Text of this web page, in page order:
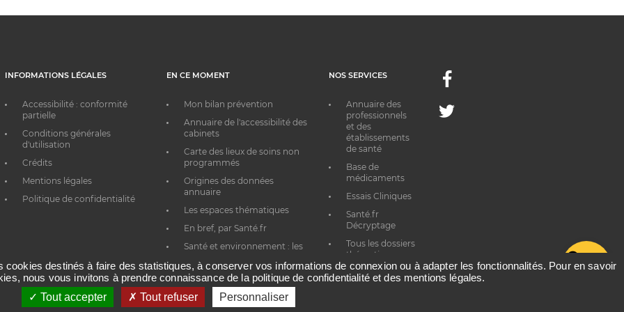
INFORMATIONS LÉGALES
Accessibilité : conformité
partielle
Conditions générales
d'utilisation
Crédits
Mentions légales
Politique de confidentialité
EN CE MOMENT
Mon bilan prévention
Annuaire de l'accessibilité des
cabinets
Carte des lieux de soins non
programmés
Origines des données
annuaire
Les espaces thématiques
En bref, par Santé.fr
Santé et environnement : les
NOS SERVICES
Annuaire des
professionnels
et des
établissements
de santé
Base de
médicaments
Essais Cliniques
Santé.fr
Décryptage
Tous les dossiers
thématiques
Facebook
Twitter
cookies destinés à faire des statistiques, à conserver vos informations de connexion ou à adapter les fonctionnalités. Pour en savoir
nous vous invitons à prendre connaissance de la politique de confidentialité et des mentions légales.
Tout accepter
Tout refuser Personnaliser